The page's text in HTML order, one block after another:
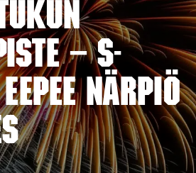
– S-
NÄRPIÖ